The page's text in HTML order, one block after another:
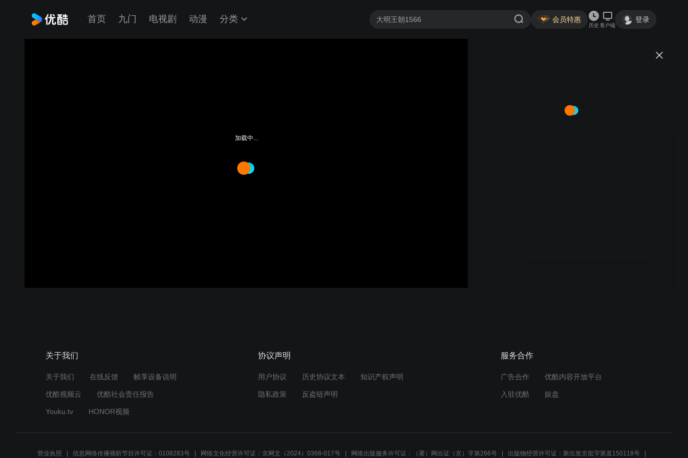
首页 九门 电视剧 动漫 分类 会员特惠
历史 客户端
登录
加载中...
准版）-在线操作视频（SICN）
关于我们
关于我们 在线反馈 帧享设备说明
优酷视频云 优酷社会责任报告
Youku.tv HONOR视频
协议声明
用户协议 历史协议文本 知识产权声明
隐私政策 反盗链声明
服务合作
广告合作 优酷内容开放平台
入驻优酷 娱盘
营业执照 信息网络传播视听节目许可证：0108283号 网络文化经营许可证：京网文（2024）0368-017号 网络出版服务许可证：（署）网出证（京）字第266号 出版物经营许可证：新出发京批字第直150118号